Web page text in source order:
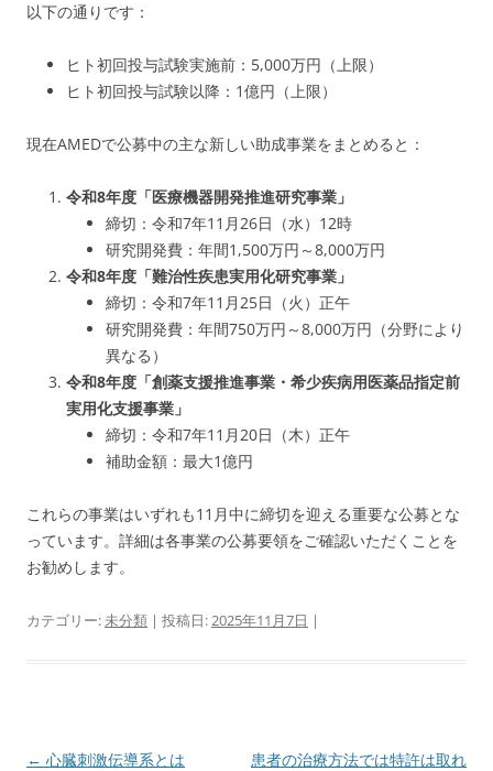
以下の通りです：
ヒト初回投与試験実施前：5,000万円（上限）
ヒト初回投与試験以降：1億円（上限）
現在AMEDで公募中の主な新しい助成事業をまとめると：
令和8年度「医療機器開発推進研究事業」
締切：令和7年11月26日（水）12時
研究開発費：年間1,500万円～8,000万円
令和8年度「難治性疾患実用化研究事業」
締切：令和7年11月25日（火）正午
研究開発費：年間750万円～8,000万円（分野により
異なる）
令和8年度「創薬支援推進事業・希少疾病用医薬品指定前
実用化支援事業」
締切：令和7年11月20日（木）正午
補助金額：最大1億円
これらの事業はいずれも11月中に締切を迎える重要な公募とな
っています。詳細は各事業の公募要領をご確認いただくことを
お勧めします。
カテゴリー:未分類 | 投稿日:2025年11月7日 |
投
← 心臓刺激伝導系とは
患者の治療方法では特許は取れ